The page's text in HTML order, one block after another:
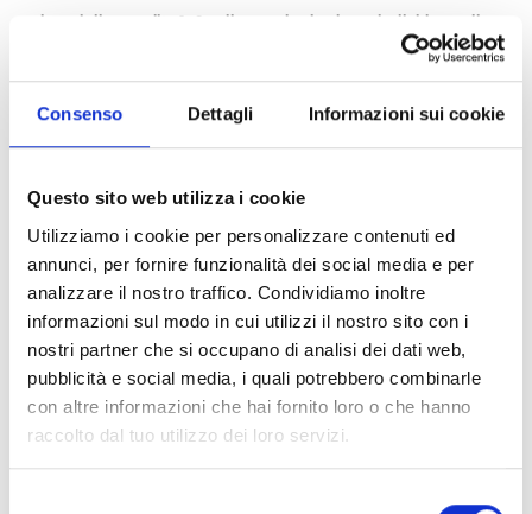
Consenso Dettagli Informazioni sui cookie
Questo sito web utilizza i cookie
Utilizziamo i cookie per personalizzare contenuti ed
annunci, per fornire funzionalità dei social media e per
analizzare il nostro traffico. Condividiamo inoltre
informazioni sul modo in cui utilizzi il nostro sito con i
nostri partner che si occupano di analisi dei dati web,
pubblicità e social media, i quali potrebbero combinarle
con altre informazioni che hai fornito loro o che hanno
raccolto dal tuo utilizzo dei loro servizi.
prima della vendita? Quali sono i criteri per individuare il
momento in cui nasce l’obbligazione condominiale?
Nel corso del tempo la giurisprudenza ha elaborato varie
L’obbligazione condominiale sorge al
momento della delibera (Cass.
2489/1982)
Con sentenza n. 2489 del 1982 la Corte di Cassazione
fece riferimentoal momento della deliberadi approvazione